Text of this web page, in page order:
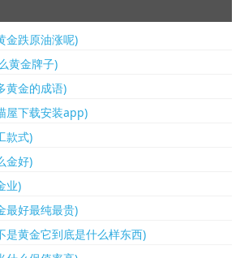
金跌原油涨呢)
黄金牌子)
黄金的成语)
屋下载安装app)
款式)
金好)
业)
最好最纯最贵)
是黄金它到底是什么样东西)